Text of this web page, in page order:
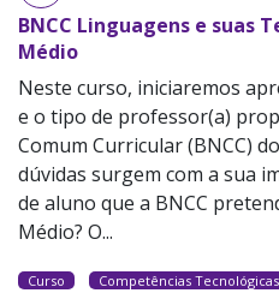
BNCC Linguagens e suas
Médio
Neste curso, iniciaremos
e o tipo de professor(a)
Comum Curricular (BNCC)
dúvidas surgem com a sua
de aluno que a BNCC
Médio? O...
Curso Competências Tecnológicas